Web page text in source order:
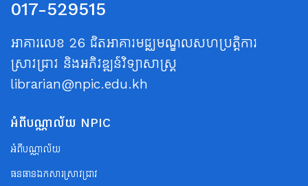
017-529515
អាគារលេខ 26 ជិតអាគារមជ្ឈមណ្ឌលសហប្រត្តិការ
ស្រាវជ្រាវ និងអភិវឌ្ឍន៍វិទ្យាសាស្ត្រ
librarian@npic.edu.kh
អំពីបណ្ណាល័យ NPIC
អំពីបណ្ណាល័យ
ធនធានឯកសារស្រាវជ្រាវ